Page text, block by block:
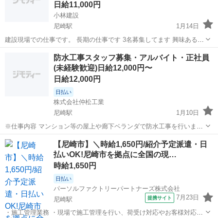
日給11,000円
小林建設
尼崎駅
1月14日
建設現場での仕事です。 長期の仕事です 3名募集してます 興味ある方
是非ご連絡お待ちしております。 外国籍の方も大歓迎
尼崎市 尼崎駅 その他 トンネル
防水工事スタッフ募集・アルバイト・正社員
(未経験歓迎)日給12,000円〜
日給12,000円
日払い
株式会社仲松工業
尼崎駅
1月10日
※仕事内容 マンション等の屋上や廊下ベランダで防水工事を行いま
す。 主に防水シート貼りや防水塗料を塗る塗膜防水を行います。 未経
験は一から丁寧に教えてます。 将来独立を考えている方もサポート致
します。...
兵庫 尼崎駅 その他 スタッフ
【尼崎市】＼時給1,650円/紹介予定派遣・日
払いOK!尼崎市を拠点に全国の現…
時給1,650円
日払い
パーソルファクトリーパートナーズ株式会社
尼崎駅
提携サイト 7月23日
・施工管理業務 ・現場で施工管理を行い、荷受け対応やお客様対応を